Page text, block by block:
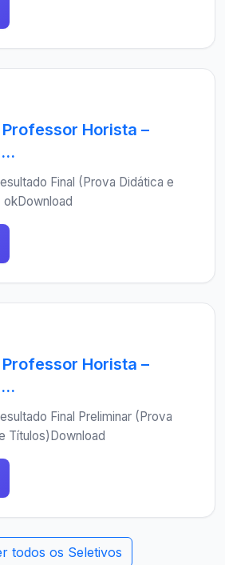
Horista –
Final (Prova Didática e
Horista –
Final Preliminar (Prova
Títulos)Download
todos os Seletivos